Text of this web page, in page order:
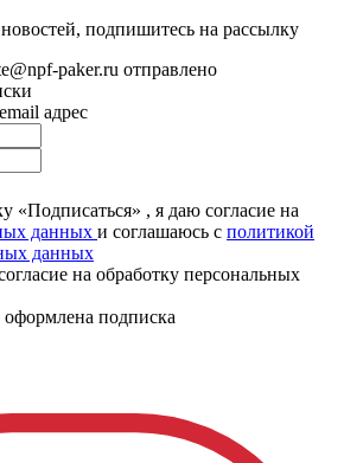
подпишитесь на рассылку
paker.ru отправлено
адрес
«Подписаться» , я даю согласие на
данных и соглашаюсь c политикой
данных
на обработку персональных
подписка